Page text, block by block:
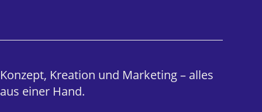
Konzept, Kreation und Marketing – alles
aus einer Hand.